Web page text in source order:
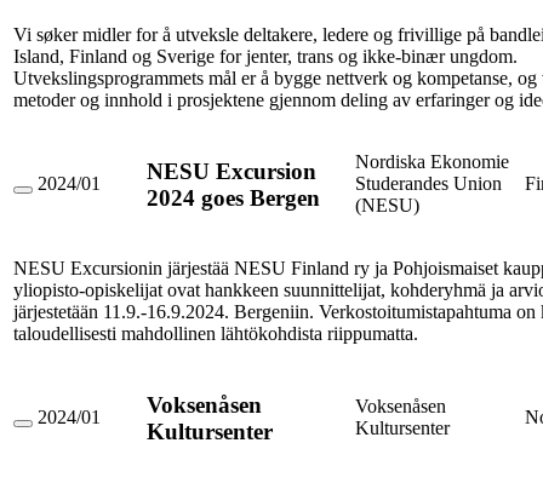
frivilligutveksling
Vi søker midler for å utveksle deltakere, ledere og frivillige på
Island, Finland og Sverige for jenter, trans og ikke-binær ungdom.
Utvekslingsprogrammets mål er å bygge nettverk og kompetanse,
metoder og innhold i prosjektene gjennom deling av erfaringer og
NESU
Bergen
2024/01
NESU Excursion
2024 goes Bergen
Nordiska Ekonomie
Studerandes Union
(NESU)
NESU Excursionin järjestää NESU Finland ry ja Pohjoismaiset
yliopisto-opiskelijat ovat hankkeen suunnittelijat, kohderyhmä ja
järjestetään 11.9.-16.9.2024. Bergeniin. Verkostoitumistapahtuma
taloudellisesti mahdollinen lähtökohdista riippumatta.
Voksenåsen
2024/01
Voksenåsen
Kultursenter
Voksenåsen
Kultursenter